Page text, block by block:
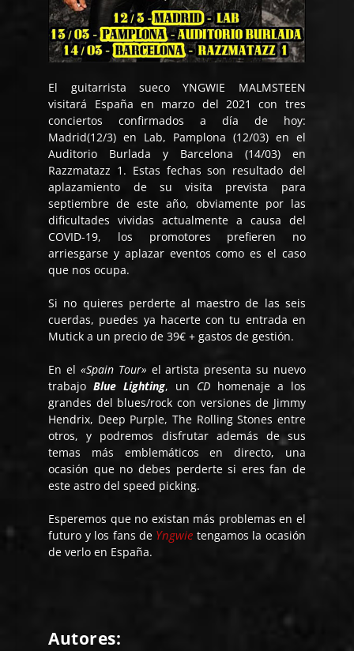
El guitarrista sueco YNGWIE MALMSTEEN
visitará España en marzo del 2021 con tres
conciertos confirmados a día de hoy:
Madrid(12/3) en Lab, Pamplona (12/03) en el
Auditorio Burlada y Barcelona (14/03) en
Razzmatazz 1. Estas fechas son resultado del
aplazamiento de su visita prevista para
septiembre de este año, obviamente por las
dificultades vividas actualmente a causa del
COVID-19, los promotores prefieren no
arriesgarse y aplazar eventos como es el caso
que nos ocupa.
Si no quieres perderte al maestro de las seis
cuerdas, puedes ya hacerte con tu entrada en
Mutick a un precio de 39€ + gastos de gestión.
En el «Spain Tour» el artista presenta su nuevo
trabajoBlue Lighting, un CDhomenaje a los
grandes del blues/rock con versiones de Jimmy
Hendrix, Deep Purple, The Rolling Stones entre
otros, y podremos disfrutar además de sus
temas más emblemáticos en directo, una
ocasión que no debes perderte si eres fan de
este astro del speed picking.
Esperemos que no existan más problemas en el
futuro y los fans de Yngwie tengamos la ocasión
de verlo en España.
Autores: